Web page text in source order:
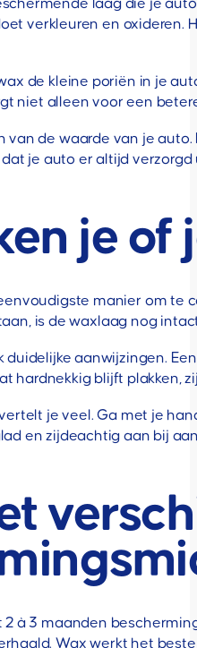
laag die je
verkleuren en
de kleine poriën in je
niet alleen voor een
de waarde van je
je auto er altijd
je
manier om te
is de waxlaag nog
aanwijzingen.
hardnekkig blijft plakken,
je veel. Ga met je
en zijdeachtig aan bij
à 3 maanden
Wax werkt het